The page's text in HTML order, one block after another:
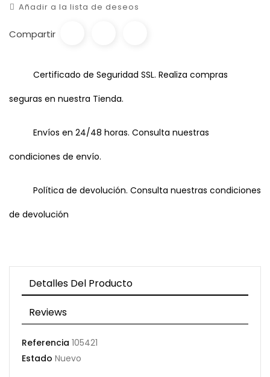
Añadir a la lista de deseos
Compartir
Certificado de Seguridad SSL. Realiza compras
seguras en nuestra Tienda.
Envíos en 24/48 horas. Consulta nuestras
condiciones de envío.
Política de devolución. Consulta nuestras condiciones
de devolución
Detalles Del Producto
Reviews
Referencia 105421
Estado Nuevo